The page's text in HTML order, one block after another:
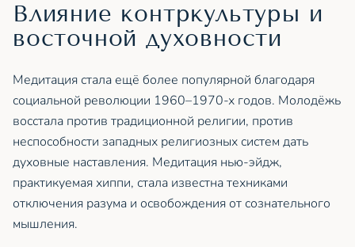
Влияние контркультуры и
восточной духовности
Медитация стала ещё более популярной благодаря
социальной революции 1960–1970-х годов. Молодёжь
восстала против традиционной религии, против
неспособности западных религиозных систем дать
духовные наставления. Медитация нью-эйдж,
практикуемая хиппи, стала известна техниками
отключения разума и освобождения от сознательного
мышления.